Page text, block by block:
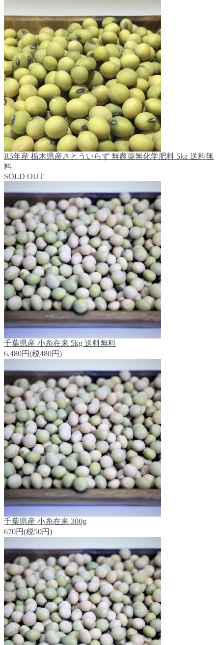
R5年産 栃木県産さとういらず 無農薬無化学肥料 5㎏ 送料無
料
SOLD OUT
千葉県産 小糸在来 5kg 送料無料
6,480円(税480円)
千葉県産 小糸在来 300g
670円(税50円)